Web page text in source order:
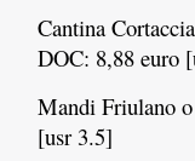
Cantina
DOC: 8,88 euro
Mandi Friulano
[usr 3.5]